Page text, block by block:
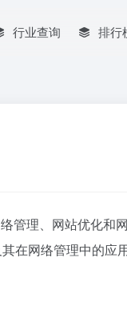
行业查询 排行
管理、网站优化
在网络管理中的应用